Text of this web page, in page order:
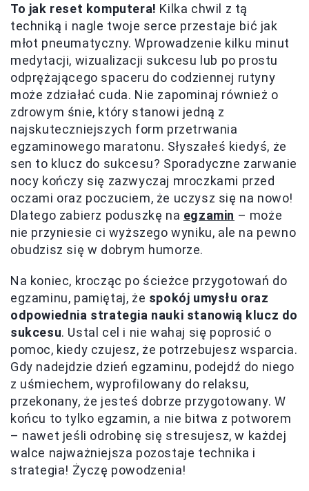
To jak reset komputera! Kilka chwil z tą
techniką i nagle twoje serce przestaje bić jak
młot pneumatyczny. Wprowadzenie kilku minut
medytacji, wizualizacji sukcesu lub po prostu
odprężającego spaceru do codziennej rutyny
może zdziałać cuda. Nie zapominaj również o
zdrowym śnie, który stanowi jedną z
najskuteczniejszych form przetrwania
egzaminowego maratonu. Słyszałeś kiedyś, że
sen to klucz do sukcesu? Sporadyczne zarwanie
nocy kończy się zazwyczaj mroczkami przed
oczami oraz poczuciem, że uczysz się na nowo!
Dlatego zabierz poduszkę na egzamin – może
nie przyniesie ci wyższego wyniku, ale na pewno
obudzisz się w dobrym humorze.
Na koniec, krocząc po ścieżce przygotowań do
egzaminu, pamiętaj, że spokój umysłu oraz
odpowiednia strategia nauki stanowią klucz do
sukcesu. Ustal cel i nie wahaj się poprosić o
pomoc, kiedy czujesz, że potrzebujesz wsparcia.
Gdy nadejdzie dzień egzaminu, podejdź do niego
z uśmiechem, wyprofilowany do relaksu,
przekonany, że jesteś dobrze przygotowany. W
końcu to tylko egzamin, a nie bitwa z potworem
– nawet jeśli odrobinę się stresujesz, w każdej
walce najważniejsza pozostaje technika i
strategia! Życzę powodzenia!